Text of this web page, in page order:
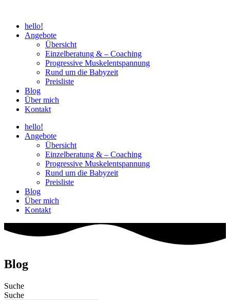
wechselnhello!
Angebote
Übersicht
Einzelberatung & – Coaching
Progressive Muskelentspannung
Rund um die Babyzeit
Preisliste
Blog
Über mich
Kontakt
hello!
Angebote
Übersicht
Einzelberatung & – Coaching
Progressive Muskelentspannung
Rund um die Babyzeit
Preisliste
Blog
Über mich
Kontakt
Blog
Suche
Suche